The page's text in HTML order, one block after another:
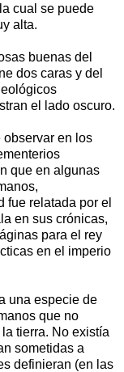
cual se puede
alta.
buenas del
dos caras y del
el lado oscuro.
observar en los
que en algunas
fue relatada por el
en sus crónicas,
para el rey
en el imperio
una especie de
que no
tierra. No existía
sometidas a
definieran (en las